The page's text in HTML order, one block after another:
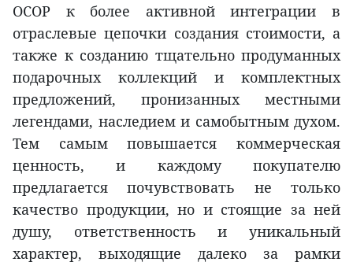
OCOP к более активной интеграции в
отраслевые цепочки создания стоимости, а
также к созданию тщательно продуманных
подарочных коллекций и комплектных
предложений, пронизанных местными
легендами, наследием и самобытным духом.
Тем самым повышается коммерческая
ценность, и каждому покупателю
предлагается почувствовать не только
качество продукции, но и стоящие за ней
душу, ответственность и уникальный
характер, выходящие далеко за рамки